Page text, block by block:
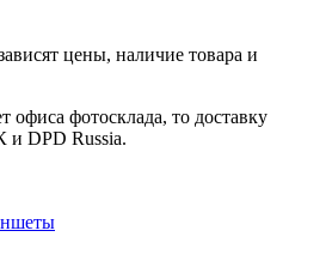
цены, наличие товара и
офиса фотосклада, то доставку
и DPD Russia.